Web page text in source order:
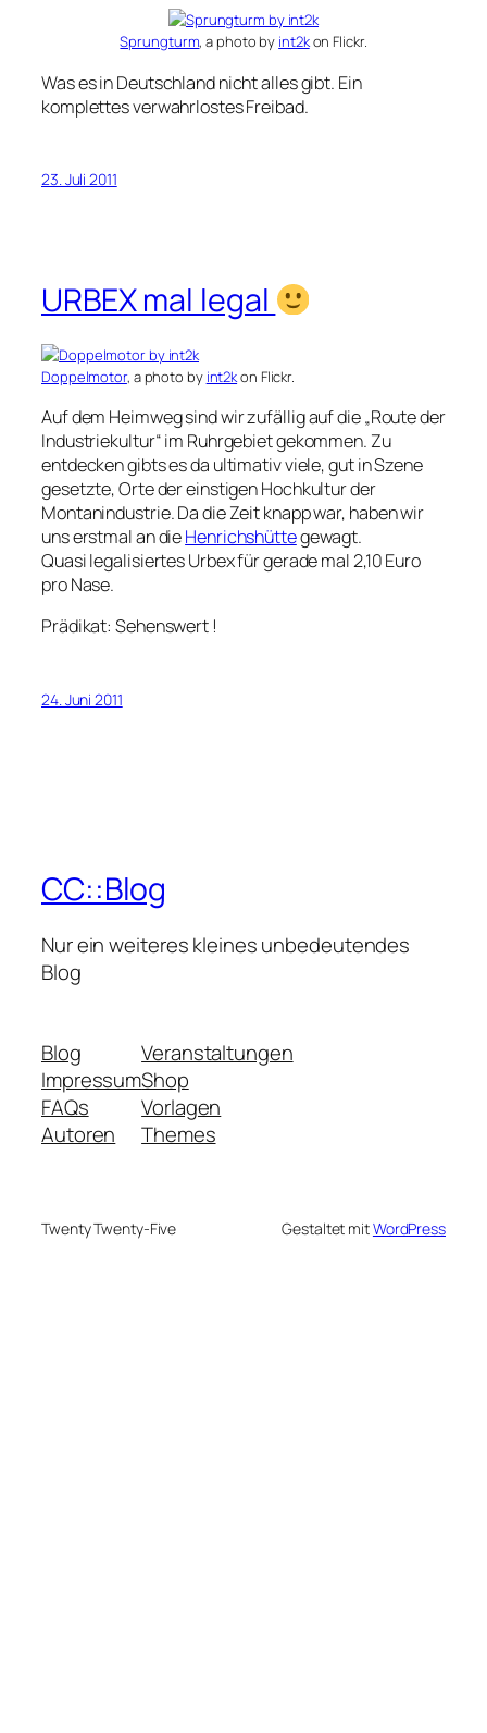
Sprungturm, a photo by int2kon Flickr.
Was es in Deutschland nicht alles gibt. Ein
komplettes verwahrlostes Freibad.
23. Juli 2011
URBEX mal legal
Doppelmotor, a photo by int2kon Flickr.
Auf dem Heimweg sind wir zufällig auf die „Route der
Industriekultur“ im Ruhrgebiet gekommen. Zu
entdecken gibts es da ultimativ viele, gut in Szene
gesetzte, Orte der einstigen Hochkultur der
Montanindustrie. Da die Zeit knapp war, haben wir
uns erstmal an dieHenrichshüttegewagt.
Quasi legalisiertes Urbex für gerade mal 2,10 Euro
pro Nase.
Prädikat: Sehenswert !
24. Juni 2011
CC::Blog
Nur ein weiteres kleines unbedeutendes
Blog
Blog
Impressum
FAQs
Autoren
Veranstaltungen
Shop
Vorlagen
Themes
Twenty Twenty-Five Gestaltet mitWordPress